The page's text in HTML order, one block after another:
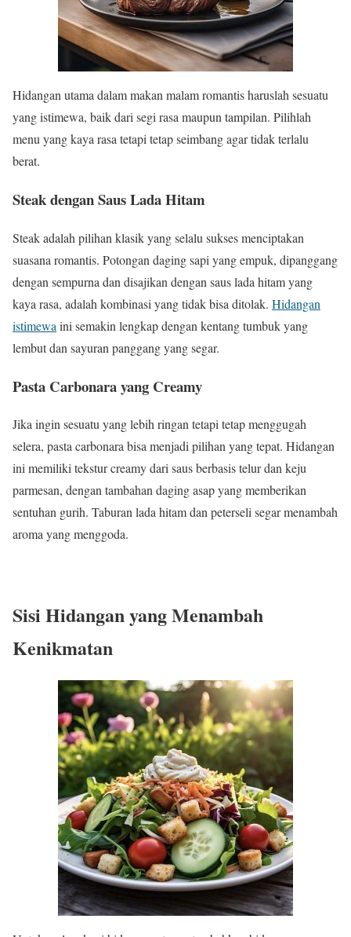
Hidangan utama dalam makan malam romantis haruslah sesuatu
yang istimewa, baik dari segi rasa maupun tampilan. Pilihlah
menu yang kaya rasa tetapi tetap seimbang agar tidak terlalu
berat.
Steak dengan Saus Lada Hitam
Steak adalah pilihan klasik yang selalu sukses menciptakan
suasana romantis. Potongan daging sapi yang empuk, dipanggang
dengan sempurna dan disajikan dengan saus lada hitam yang
kaya rasa, adalah kombinasi yang tidak bisa ditolak. Hidangan
istimewa ini semakin lengkap dengan kentang tumbuk yang
lembut dan sayuran panggang yang segar.
Pasta Carbonara yang Creamy
Jika ingin sesuatu yang lebih ringan tetapi tetap menggugah
selera, pasta carbonara bisa menjadi pilihan yang tepat. Hidangan
ini memiliki tekstur creamy dari saus berbasis telur dan keju
parmesan, dengan tambahan daging asap yang memberikan
sentuhan gurih. Taburan lada hitam dan peterseli segar menambah
aroma yang menggoda.
Sisi Hidangan yang Menambah
Kenikmatan